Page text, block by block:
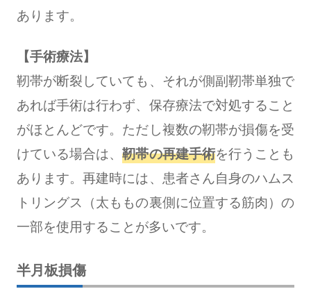
あります。
【手術療法】
靭帯が断裂していても、それが側副靭帯単独で
あれば手術は行わず、保存療法で対処すること
がほとんどです。ただし複数の靭帯が損傷を受
けている場合は、靭帯の再建手術を行うことも
あります。再建時には、患者さん自身のハムス
トリングス（太ももの裏側に位置する筋肉）の
一部を使用することが多いです。
半月板損傷